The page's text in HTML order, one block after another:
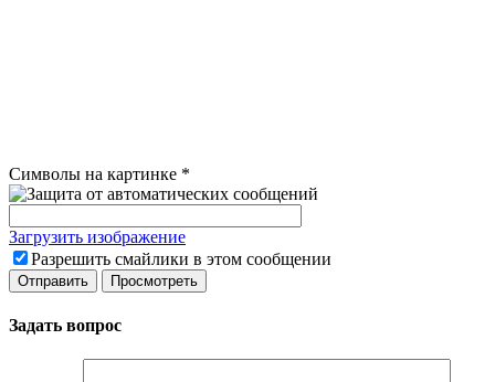
Символы на картинке *
Загрузить изображение
Разрешить смайлики в этом сообщении
Задать вопрос